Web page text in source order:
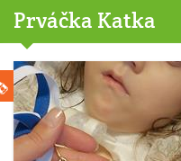
Prváčka Katka